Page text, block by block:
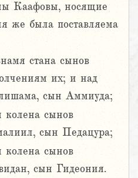
Каафовы, носящие
же была поставляема
стана сынов
их; и над
сын Аммиуда;
колена сынов
сын Педацура;
колена сынов
сын Гидеония.